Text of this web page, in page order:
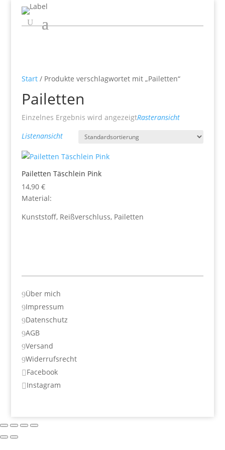
Start/ Produkte verschlagwortet mit „Pailetten“
Pailetten
Einzelnes Ergebnis wird angezeigtRasteransicht
Listenansicht
Pailetten Täschlein Pink
14,90 €
Material:
Kunststoff, Reißverschluss, Pailetten
9Über mich
9Impressum
9Datenschutz
9AGB
9Versand
9Widerrufsrecht
 Facebook
 Instagram